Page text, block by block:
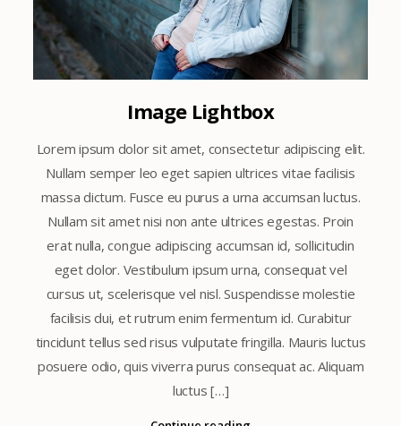
Image Lightbox
Lorem ipsum dolor sit amet, consectetur adipiscing elit.
Nullam semper leo eget sapien ultrices vitae facilisis
massa dictum. Fusce eu purus a urna accumsan luctus.
Nullam sit amet nisi non ante ultrices egestas. Proin
erat nulla, congue adipiscing accumsan id, sollicitudin
eget dolor. Vestibulum ipsum urna, consequat vel
cursus ut, scelerisque vel nisl. Suspendisse molestie
facilisis dui, et rutrum enim fermentum id. Curabitur
tincidunt tellus sed risus vulputate fringilla. Mauris luctus
posuere odio, quis viverra purus consequat ac. Aliquam
luctus […]